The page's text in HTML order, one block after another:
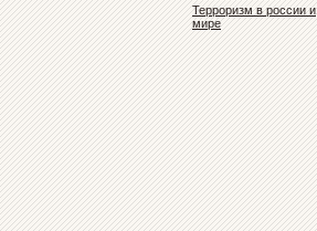
Терроризм в россии и
мире